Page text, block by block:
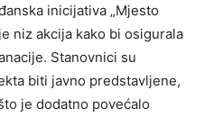
inicijativa „Mjesto
niz akcija kako bi osigurala
Stanovnici su
biti javno predstavljene,
je dodatno povećalo